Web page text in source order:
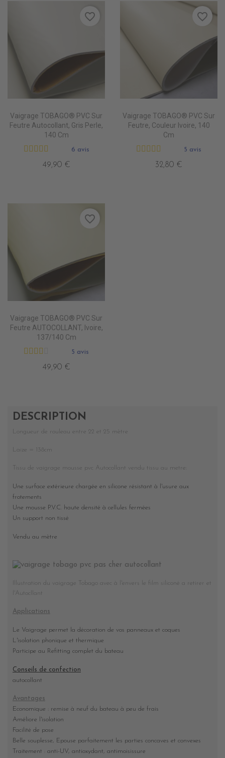
Vaigrage TOBAGO® PVC Sur
Feutre Autocollant, Gris Perle,
140 Cm
6 avis
49,90 €
favorite_border
Vaigrage TOBAGO® PVC Sur
Feutre, Couleur Ivoire, 140
Cm
5 avis
32,80 €
favorite_border
Vaigrage TOBAGO® PVC Sur
Feutre AUTOCOLLANT, Ivoire,
137/140 Cm
5 avis
49,90 €
favorite_border
DESCRIPTION
Longueur de rouleau entre 22 et 25 mètre
Laize = 138cm
Tissu de vaigrage mousse pvc Autocollant vendu tissu au metre:
Une surface extérieure chargée en silicone résistant à l'usure aux
frotements
Une mousse P.V.C. haute densité à cellules fermées
Un support non tissé
Vendu au mètre
Illustration du vaigrage Tobago avec à l'envers le film siliconé a retirer et
l'Autocllant
Applications
Le Vaigrage permet la décoration de vos panneaux et coques
L'isolation phonique et thermique
Participe au Refitting complet du bateau
Conseils de confection
autocollant
Avantages
Economique : remise à neuf du bateau à peu de frais
Améliore l'isolation
Facilité de pose
Belle souplesse, Epouse parfaitement les parties concaves et convexes
Traitement : anti-UV, antioxydant, antimoisissure